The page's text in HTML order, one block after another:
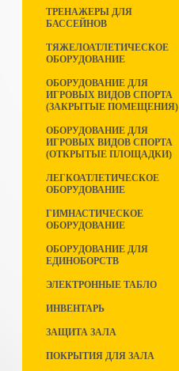
ТРЕНАЖЕРЫ ДЛЯ
БАССЕЙНОВ
ТЯЖЕЛОАТЛЕТИЧЕСКОЕ
ОБОРУДОВАНИЕ
ОБОРУДОВАНИЕ ДЛЯ
ИГРОВЫХ ВИДОВ СПОРТА
(ЗАКРЫТЫЕ ПОМЕЩЕНИЯ)
ОБОРУДОВАНИЕ ДЛЯ
ИГРОВЫХ ВИДОВ СПОРТА
(ОТКРЫТЫЕ ПЛОЩАДКИ)
ЛЕГКОАТЛЕТИЧЕСКОЕ
ОБОРУДОВАНИЕ
ГИМНАСТИЧЕСКОЕ
ОБОРУДОВАНИЕ
ОБОРУДОВАНИЕ ДЛЯ
ЕДИНОБОРСТВ
ЭЛЕКТРОННЫЕ ТАБЛО
ИНВЕНТАРЬ
ЗАЩИТА ЗАЛА
ПОКРЫТИЯ ДЛЯ ЗАЛА